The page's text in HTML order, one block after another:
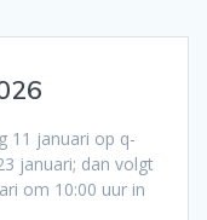
11 januari op q-
januari; dan volgt
om 10:00 uur in